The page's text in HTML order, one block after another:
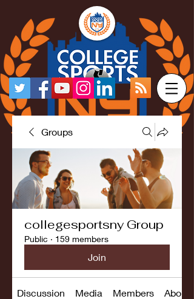
Groups
collegesportsny Group
Public · 159 members
Join
Discussion Media Members About